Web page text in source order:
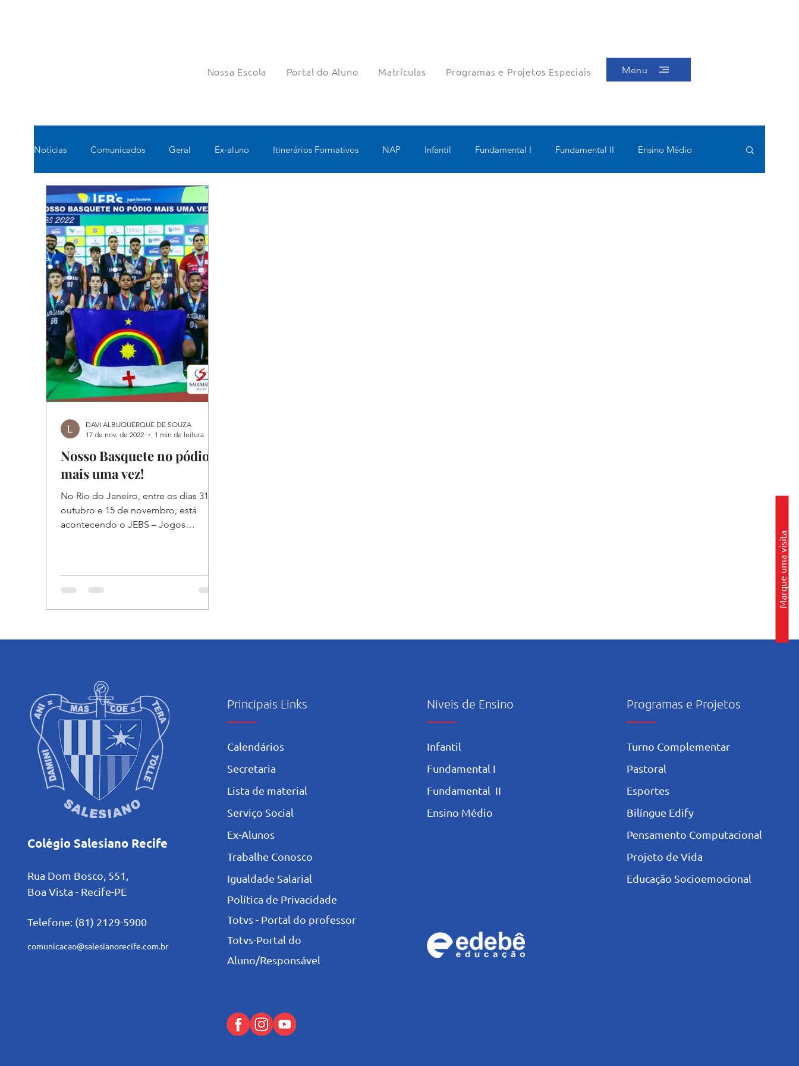
Nossa Escola Portal do Aluno Matrículas Programas e Projetos Especiais Menu
Marque uma visita
Notícias Comunicados Geral Ex-aluno Itinerários Formativos NAP Infantil Fundamental I Fundamental II Ensino Médio
Pastoral Esportes Turno Integral
Pedagógico
Nosso Basquete no pódio
mais uma vez!
No Rio do Janeiro, entre os dias 31 de
outubro e 15 de novembro, está
acontecendo o JEBS – Jogos
DAVI ALBUQUERQUE DE SOUZA
17 de nov. de 2022
1 min de leitura
Colégio Salesiano Recife
Rua Dom Bosco, 551,
Boa Vista - Recife-PE
Telefone: (81) 2129-5900
comunicacao@salesianorecife.com.br
Principais Links
Calendários
Secretaria
L ista de material
Serviço Social
Ex-Alunos
Trabalhe Conosco
Igualdade Salarial
Política de Privacidade
Totvs - Portal do professor
Totvs-Portal do
Aluno/Responsável
Niveis de Ensino
Infantil
Fundamental I
Fundamental II
Ensino Médio
Programas e Projetos
Turno Complementar
Pastoral
Esportes
Bilíngue Edify
Pensamento Computacional
Projeto de Vida
Educação Socioemocional